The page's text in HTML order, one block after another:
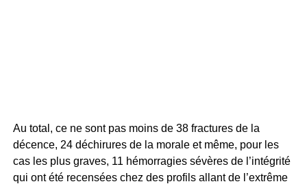
Au total, ce ne sont pas moins de 38 fractures de la
décence, 24 déchirures de la morale et même, pour les
cas les plus graves, 11 hémorragies sévères de l’intégrité
qui ont été recensées chez des profils allant de l’extrême